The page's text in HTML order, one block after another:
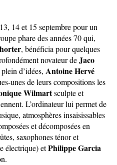
14 et 15 septembre pour un
phare des années 70 qui,
, bénéficia pour quelques
novateur deJaco
d’idées, Antoine Hervé
unes de leurs compositions les
Wilmartsculpte et
L’ordinateur lui permet de
atmosphères insaisissables
et décomposées en
saxophones ténor et
électrique) etPhilippe Garcia